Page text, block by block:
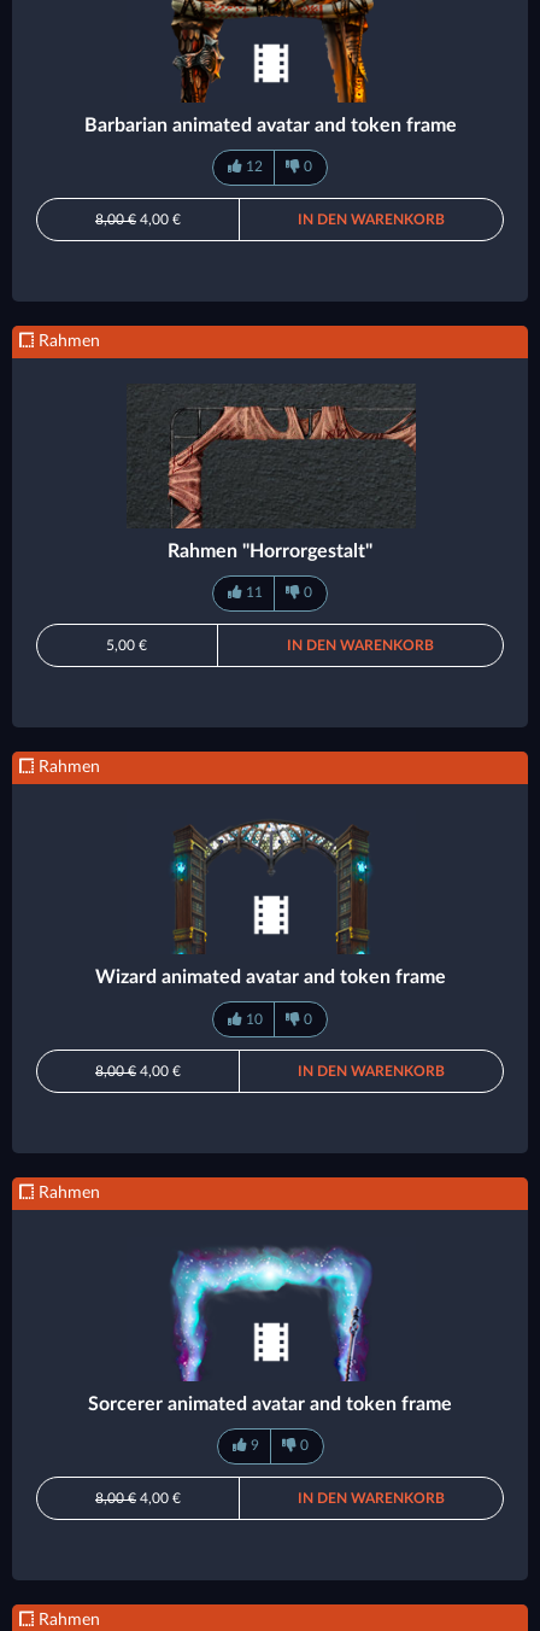
Barbarian animated avatar and token frame
12 0
8,00 € 4,00 € IN DEN WARENKORB
Rahmen
Rahmen "Horrorgestalt"
11 0
5,00 € IN DEN WARENKORB
Rahmen
Wizard animated avatar and token frame
10 0
8,00 € 4,00 € IN DEN WARENKORB
Rahmen
Sorcerer animated avatar and token frame
9 0
8,00 € 4,00 € IN DEN WARENKORB
Rahmen